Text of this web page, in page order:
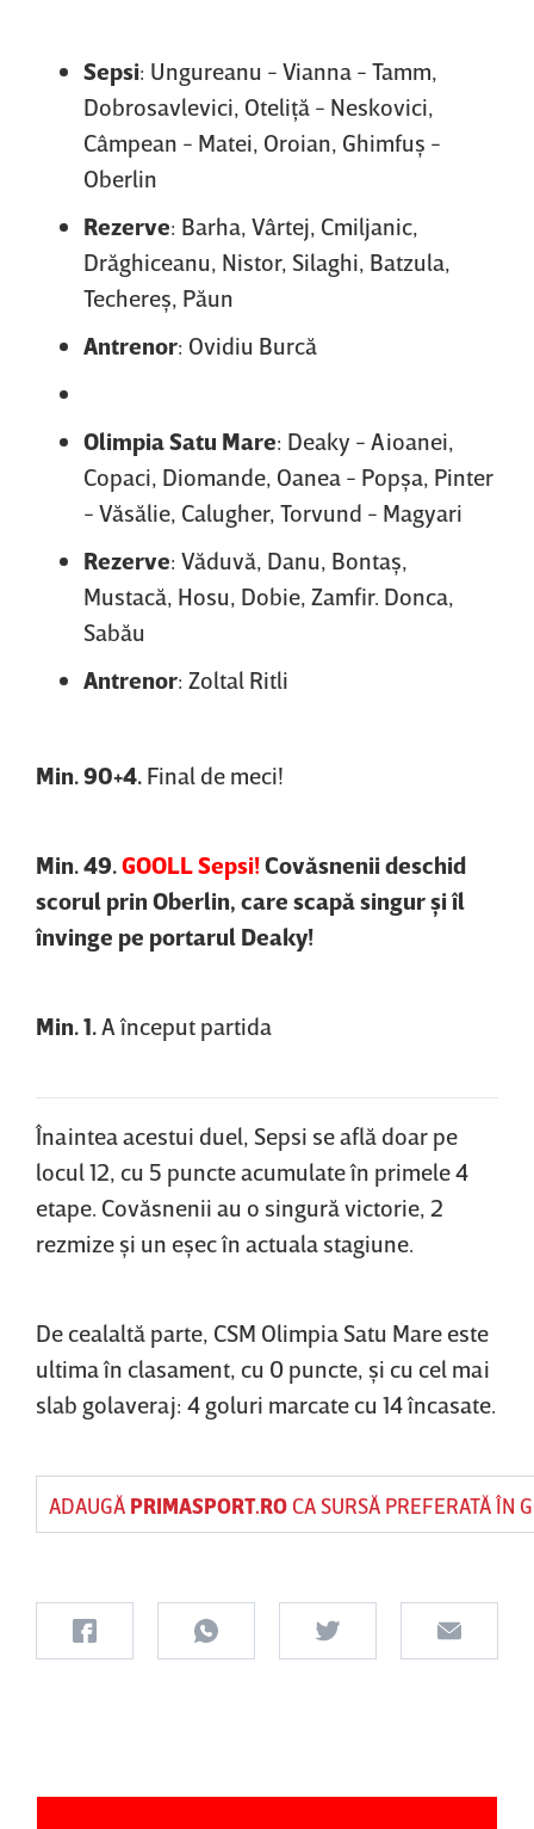
Sepsi: Ungureanu - Vianna - Tamm,
Dobrosavlevici, Oteliţă - Neskovici,
Câmpean - Matei, Oroian, Ghimfuş -
Oberlin
Rezerve: Barha, Vârtej, Cmiljanic,
Drăghiceanu, Nistor, Silaghi, Batzula,
Techereş, Păun
Antrenor: Ovidiu Burcă
Olimpia Satu Mare: Deaky - Aioanei,
Copaci, Diomande, Oanea - Popşa, Pinter
- Văsălie, Calugher, Torvund - Magyari
Rezerve: Văduvă, Danu, Bontaş,
Mustacă, Hosu, Dobie, Zamfir. Donca,
Sabău
Antrenor: Zoltal Ritli
Min. 90+4. Final de meci!
Min. 49.GOOLL Sepsi!Covăsnenii deschid
scorul prin Oberlin, care scapă singur şi îl
învinge pe portarul Deaky!
Min. 1.A început partida
Înaintea acestui duel, Sepsi se află doar pe
locul 12, cu 5 puncte acumulate în primele 4
etape. Covăsnenii au o singură victorie, 2
rezmize şi un eşec în actuala stagiune.
De cealaltă parte, CSM Olimpia Satu Mare este
ultima în clasament, cu 0 puncte, şi cu cel mai
slab golaveraj: 4 goluri marcate cu 14 încasate.
ADAUGĂ PRIMASPORT.ROCA SURSĂ PREFERATĂ ÎN